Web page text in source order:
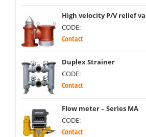
High velocity P/V relief
CODE:
Contact
Duplex Strainer
CODE:
Contact
Flow meter – Series MA
CODE:
Contact